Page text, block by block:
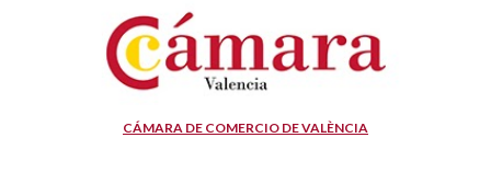
CÁMARA DE COMERCIO DE VALÈNCIA